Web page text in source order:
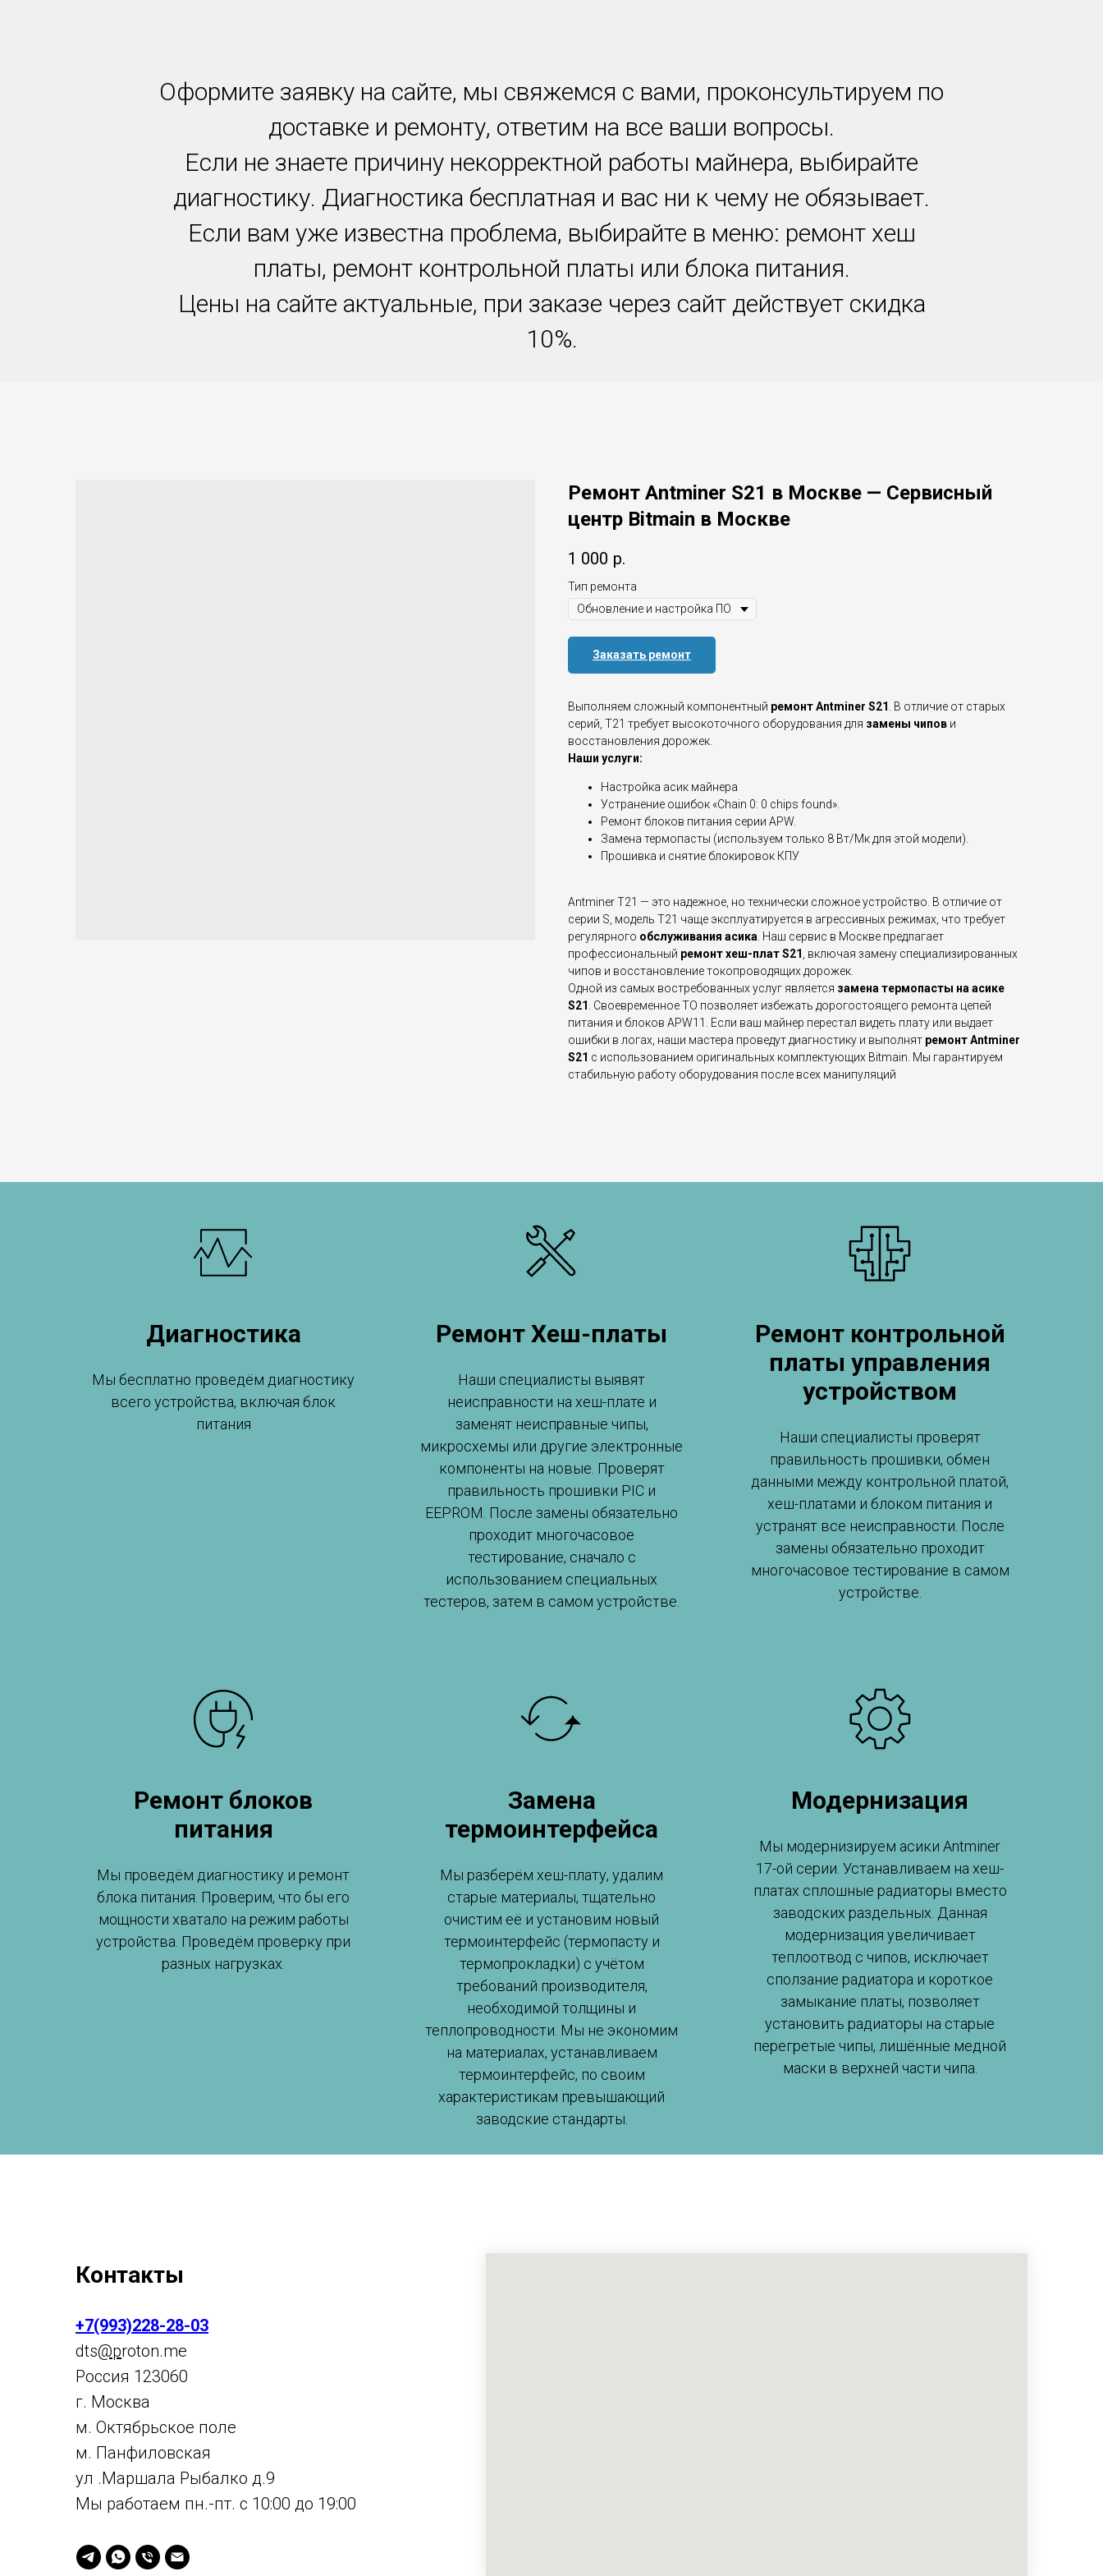
Оформите заявку на сайте, мы свяжемся с вами, проконсультируем по
доставке и ремонту, ответим на все ваши вопросы.
Если не знаете причину некорректной работы майнера, выбирайте
диагностику. Диагностика бесплатная и вас ни к чему не обязывает.
Если вам уже известна проблема, выбирайте в меню: ремонт хеш
платы, ремонт контрольной платы или блока питания.
Цены на сайте актуальные, при заказе через сайт действует скидка
10%.
Ремонт Antminer S21 в Москве — Сервисный
центр Bitmain в Москве
1 000 р.
Тип ремонта
Заказать ремонт
Выполняем сложный компонентный ремонт Antminer S21. В отличие от старых
серий, T21 требует высокоточного оборудования для замены чипов и
восстановления дорожек.
Наши услуги:
Настройка асик майнера
Устранение ошибок «Chain 0: 0 chips found».
Ремонт блоков питания серии APW.
Замена термопасты (используем только 8 Вт/Мк для этой модели).
Прошивка и снятие блокировок КПУ
Antminer T21 — это надежное, но технически сложное устройство. В отличие от
серии S, модель T21 чаще эксплуатируется в агрессивных режимах, что требует
регулярного обслуживания асика. Наш сервис в Москве предлагает
профессиональный ремонт хеш-плат S21, включая замену специализированных
чипов и восстановление токопроводящих дорожек.
Одной из самых востребованных услуг является замена термопасты на асике
S21. Своевременное ТО позволяет избежать дорогостоящего ремонта цепей
питания и блоков APW11. Если ваш майнер перестал видеть плату или выдает
ошибки в логах, наши мастера проведут диагностику и выполнят ремонт Antminer
S21 с использованием оригинальных комплектующих Bitmain. Мы гарантируем
стабильную работу оборудования после всех манипуляций
Диагностика
Мы бесплатно проведём диагностику
всего устройства, включая блок
питания
Ремонт Хеш-платы
Наши специалисты выявят
неисправности на хеш-плате и
заменят неисправные чипы,
микросхемы или другие электронные
компоненты на новые. Проверят
правильность прошивки PIC и
EEPROM. После замены обязательно
проходит многочасовое
тестирование, сначало с
использованием специальных
тестеров, затем в самом устройстве.
Ремонт контрольной
платы управления
устройством
Наши специалисты проверят
правильность прошивки, обмен
данными между контрольной платой,
хеш-платами и блоком питания и
устранят все неисправности. После
замены обязательно проходит
многочасовое тестирование в самом
устройстве.
Ремонт блоков
питания
Мы проведём диагностику и ремонт
блока питания. Проверим, что бы его
мощности хватало на режим работы
устройства. Проведём проверку при
разных нагрузках.
Замена
термоинтерфейса
Мы разберём хеш-плату, удалим
старые материалы, тщательно
очистим её и установим новый
термоинтерфейс (термопасту и
термопрокладки) с учётом
требований производителя,
необходимой толщины и
теплопроводности. Мы не экономим
на материалах, устанавливаем
термоинтерфейс, по своим
характеристикам превышающий
заводские стандарты.
Модернизация
Мы модернизируем асики Antminer
17-ой серии. Устанавливаем на хеш-
платах сплошные радиаторы вместо
заводских раздельных. Данная
модернизация увеличивает
теплоотвод с чипов, исключает
сползание радиатора и короткое
замыкание платы, позволяет
установить радиаторы на старые
перегретые чипы, лишённые медной
маски в верхней части чипа.
Контакты
+7(993)228-28-03
dts@proton.me
Россия 123060
г. Москва
м. Октябрьское поле
м. Панфиловская
ул .Маршала Рыбалко д.9
Мы работаем пн.-пт. с 10:00 до 19:00